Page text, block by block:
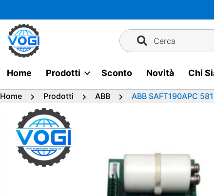
al
contenuto
Cerca
Home Prodotti Sconto Novità Chi
Home Prodotti ABB ABB SAFT190APC